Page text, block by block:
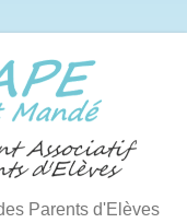
Parents d'Elèves